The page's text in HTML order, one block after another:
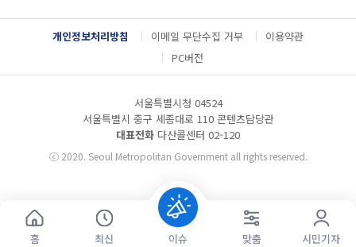
g
l
e
l
서
다
운
드
개인정보처리방침 이메일 무단수집 거부
이용약관
PC버전
서울특별시청 04524
서울특별시 중구 세종대로 110 콘텐츠담당관
대표전화 다산콜센터 02-120
ⓒ2020. Seoul Metropolitan Government all rights reserved.
홈 최신 이슈 맞춤 시민기자